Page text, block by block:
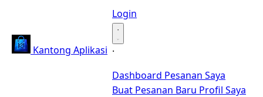
Kantong Aplikasi
Login
·
·
Dashboard Pesanan Saya
Buat Pesanan Baru Profil Saya